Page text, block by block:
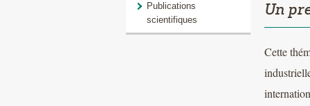
Publications
scientifiques
Un
Cette